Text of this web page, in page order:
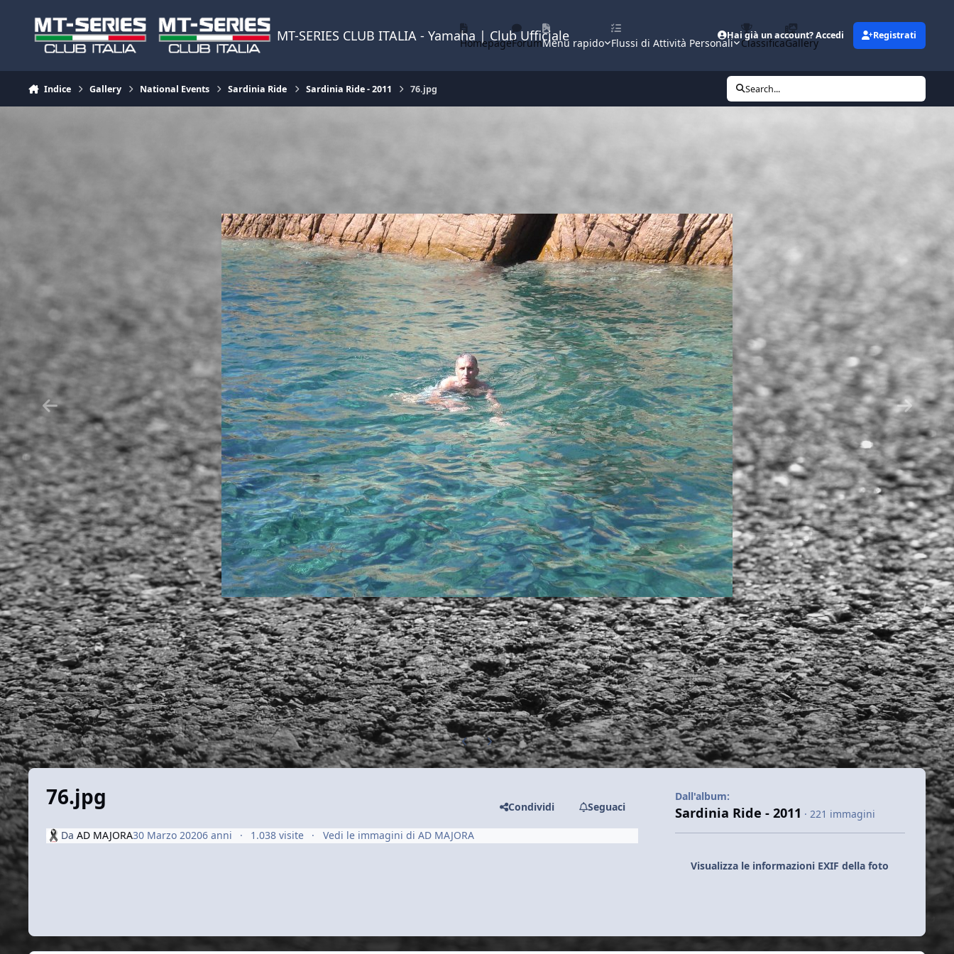
MT-SERIES CLUB ITALIA - Yamaha | Club Ufficiale
HomepageForumMenu rapido Flussi di Attività Personali ClassificaGallery
Hai già un account? Accedi Registrati
Indice Gallery National Events Sardinia Ride Sardinia Ride - 2011 76.jpg Search...
Previous carousel slide
Next carousel slide
76.jpg Condividi Seguaci
Da AD MAJORA30 Marzo 20206 anni 1.038 visite Vedi le immagini di AD MAJORA
Dall'album:
Sardinia Ride - 2011 · 221 immagini
Visualizza le informazioni EXIF della foto